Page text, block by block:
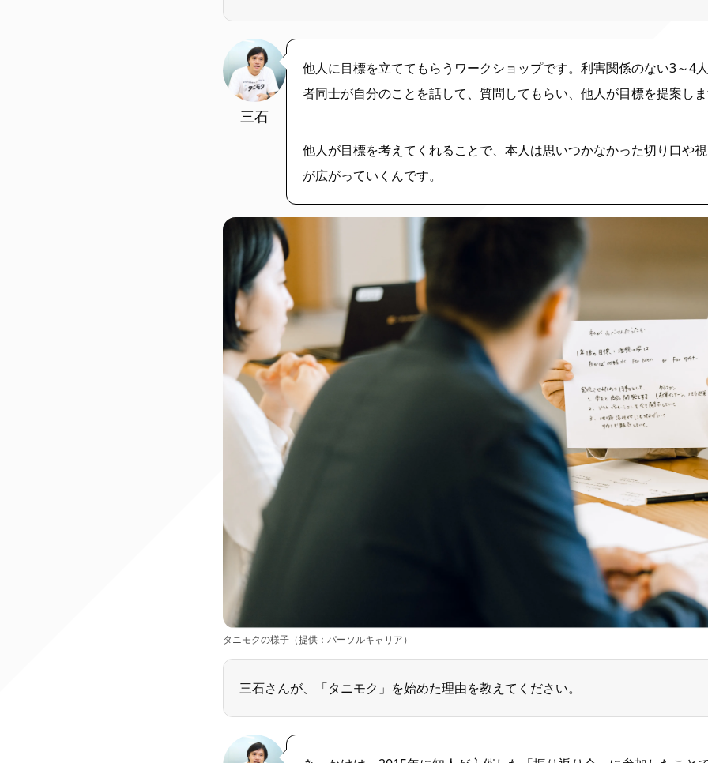
三石
他人に目標を立ててもらうワークショップです。利害関係のない3～4
者同士が自分のことを話して、質問してもらい、他人が目標を提案しま
他人が目標を考えてくれることで、本人は思いつかなかった切り口や
が広がっていくんです。
タニモクの様子（提供：パーソルキャリア）
三石さんが、「タニモク」を始めた理由を教えてください。